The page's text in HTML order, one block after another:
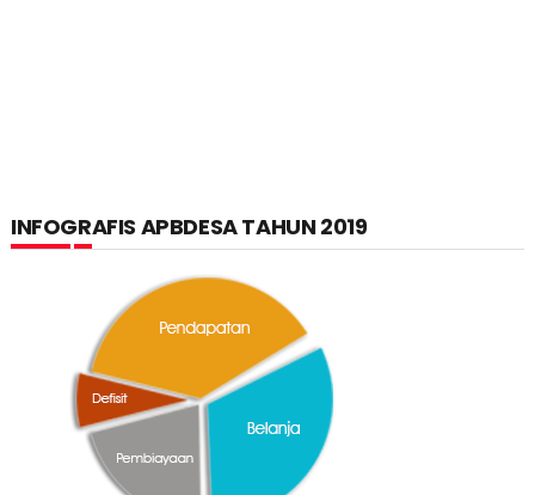
INFOGRAFIS APBDESA TAHUN 2019